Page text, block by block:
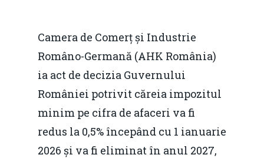
Camera de Comerț și Industrie
Româno-Germană (AHK România)
ia act de decizia Guvernului
României potrivit căreia impozitul
minim pe cifra de afaceri va fi
redus la 0,5% începând cu 1 ianuarie
2026 și va fi eliminat în anul 2027,